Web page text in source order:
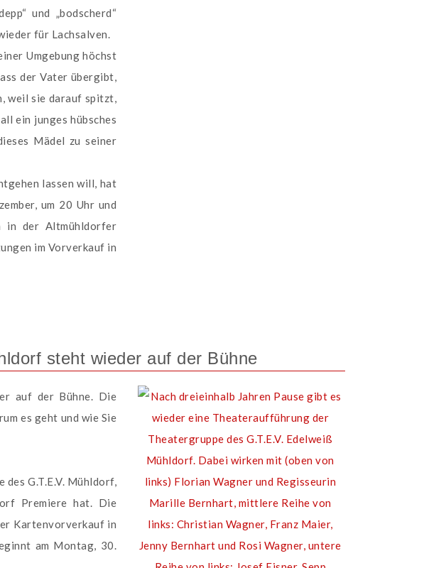
und „bodscherd“
für Lachsalven.
Umgebung höchst
der Vater übergibt,
weil sie darauf spitzt,
ein junges hübsches
Mädel zu seiner
lassen will, hat
um 20 Uhr und
in der Altmühldorfer
im Vorverkauf in
steht wieder auf der Bühne
auf der Bühne. Die
es geht und wie Sie
G.T.E.V. Mühldorf,
Premiere hat. Die
Kartenvorverkauf in
am Montag, 30.